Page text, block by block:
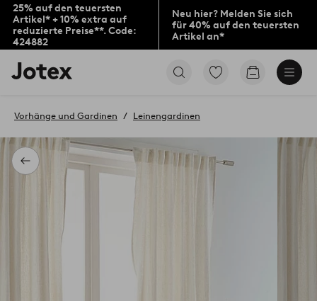
25% auf den teuersten
Artikel* + 10% extra auf
reduzierte Preise**. Code:
424882
Neu hier? Melden Sie sich
für 40% auf den teuersten
Artikel an*
Jotex-
Logo
Startseite
Zu
Produkten
gehen
Zum
Zurück
Vorhänge und Gardinen Leinengardinen